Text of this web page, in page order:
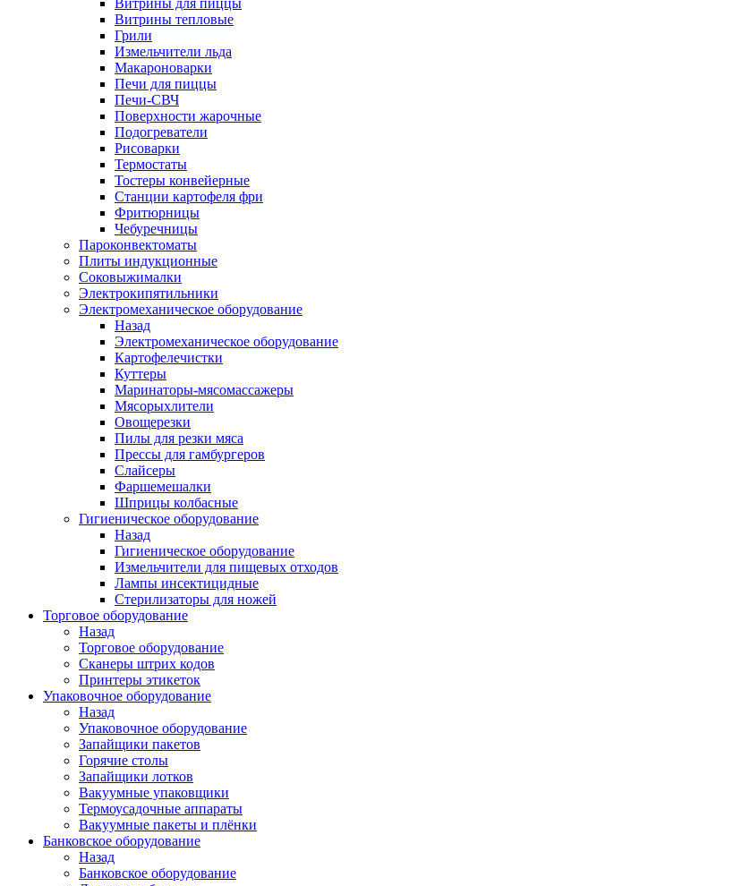
Витрины для пиццы
Витрины тепловые
Грили
Измельчители льда
Макароноварки
Печи для пиццы
Печи-СВЧ
Поверхности жарочные
Подогреватели
Рисоварки
Термостаты
Тостеры конвейерные
Станции картофеля фри
Фритюрницы
Чебуречницы
Пароконвектоматы
Плиты индукционные
Соковыжималки
Электрокипятильники
Электромеханическое оборудование
Назад
Электромеханическое оборудование
Картофелечистки
Куттеры
Маринаторы-мясомассажеры
Мясорыхлители
Овощерезки
Пилы для резки мяса
Прессы для гамбургеров
Слайсеры
Фаршемешалки
Шприцы колбасные
Гигиеническое оборудование
Назад
Гигиеническое оборудование
Измельчители для пищевых отходов
Лампы инсектицидные
Стерилизаторы для ножей
Торговое оборудование
Назад
Торговое оборудование
Сканеры штрих кодов
Принтеры этикеток
Упаковочное оборудование
Назад
Упаковочное оборудование
Запайщики пакетов
Горячие столы
Запайщики лотков
Вакуумные упаковщики
Термоусадочные аппараты
Вакуумные пакеты и плёнки
Банковское оборудование
Назад
Банковское оборудование